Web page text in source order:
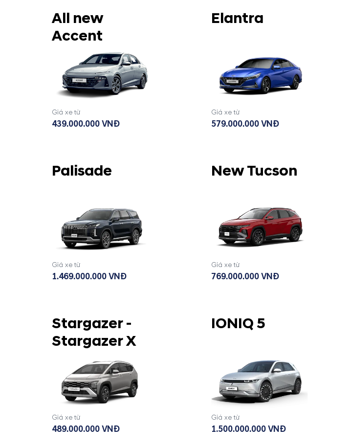
All new
Accent
Giá xe từ
439.000.000 VNĐ
Elantra
Giá xe từ
579.000.000 VNĐ
Palisade
Giá xe từ
1.469.000.000 VNĐ
New Tucson
Giá xe từ
769.000.000 VNĐ
Stargazer -
Stargazer X
Giá xe từ
489.000.000 VNĐ
IONIQ 5
Giá xe từ
1.500.000.000 VNĐ